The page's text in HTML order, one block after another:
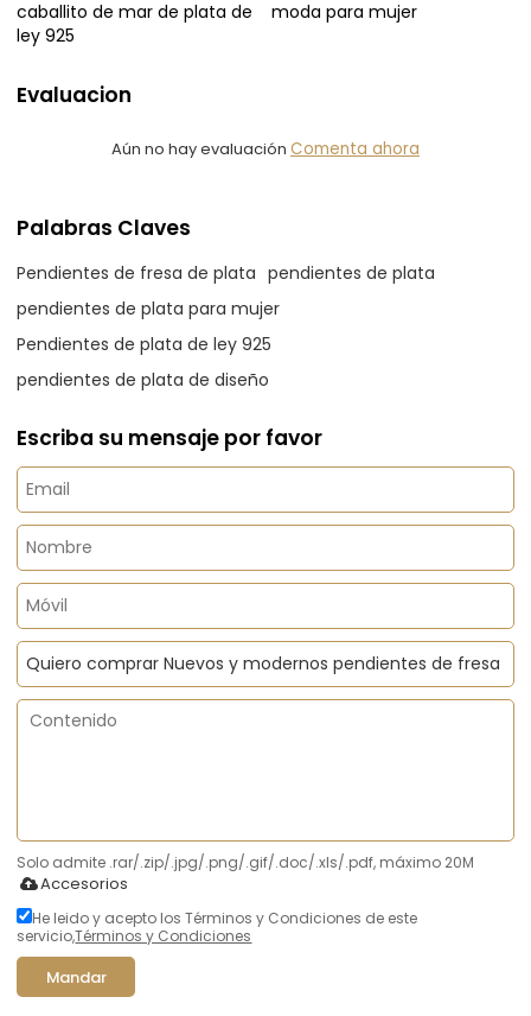
caballito de mar de plata de
ley 925
moda para mujer
Evaluacion
Aún no hay evaluación Comenta ahora
Palabras Claves
Pendientes de fresa de plata pendientes de plata
pendientes de plata para mujer
Pendientes de plata de ley 925
pendientes de plata de diseño
Escriba su mensaje por favor
Solo admite .rar/.zip/.jpg/.png/.gif/.doc/.xls/.pdf, máximo 20M
Accesorios
He leido y acepto los Términos y Condiciones de este
servicio,Términos y Condiciones
Mandar